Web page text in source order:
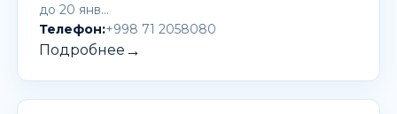
до 20 янв…
Телефон:+998 71 2058080
Подробнее →